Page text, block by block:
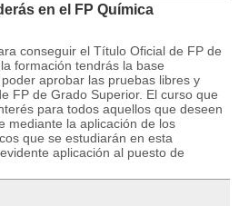
en el FP Química
conseguir el Título Oficial de FP de
formación tendrás la base
aprobar las pruebas libres y
FP de Grado Superior. El curso que
para todos aquellos que deseen
mediante la aplicación de los
que se estudiarán en esta
aplicación al puesto de